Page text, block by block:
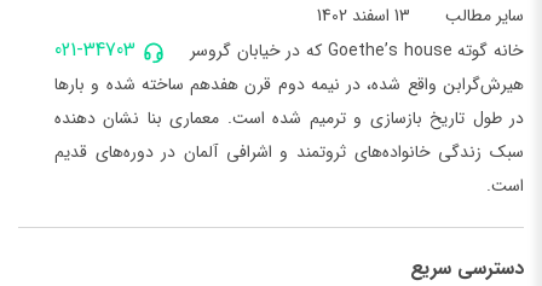
سایر مطالب 13 اسفند 1402
021-34703
خانه گوته Goethe’s house که در خیابان گروسر
هیرش‌گرابن واقع شده، در نیمه دوم قرن هفدهم ساخته شده و بارها
در طول تاریخ بازسازی و ترمیم شده است. معماری بنا نشان دهنده
سبک زندگی خانواده‌های ثروتمند و اشرافی آلمان در دوره‌های قدیم
است.
دسترسی سریع